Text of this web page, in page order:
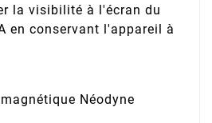
la visibilité à l'écran du
en conservant l'appareil à
Néodyne